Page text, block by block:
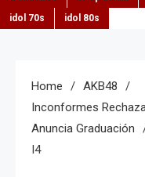
idol 70s
idol 80s
Home
AKB48
Inconformes
Anuncia Graduación
I4